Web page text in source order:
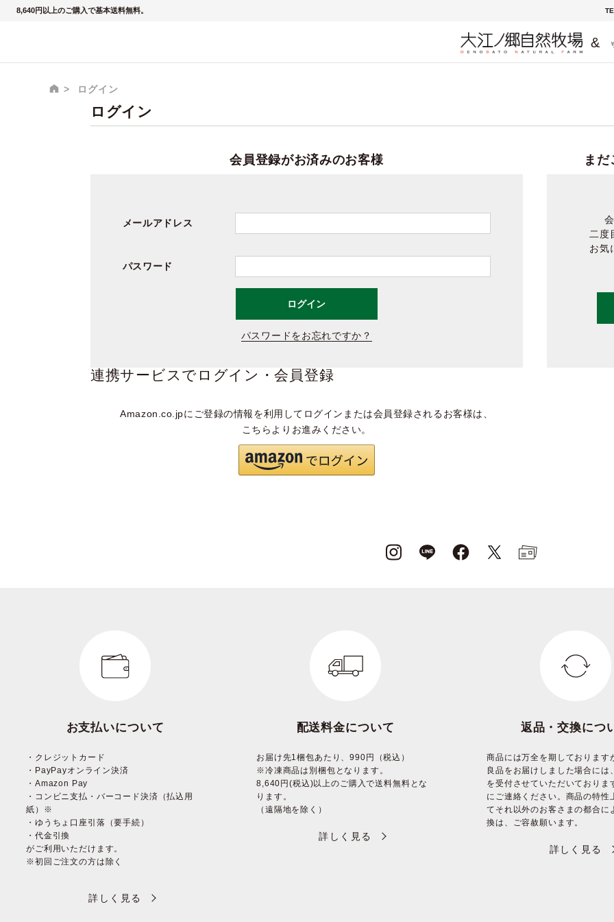
8,640円以上のご購入で基本送料無料。
&
ログイン
ログイン
会員登録がお済みのお客様
メールアドレス
パスワード
ログイン
パスワードをお忘れですか？
まだ
二度
お気
連携サービスでログイン・会員登録
Amazon.co.jpにご登録の情報を利用して ログインまたは会員登録されるお客様は、
こちらよりお進みください。
お支払いについて
・クレジットカード
・PayPayオンライン決済
・Amazon Pay
・コンビニ支払・バーコード決済（払込用
紙）※
・ゆうちょ口座引落（要手続）
・代金引換
がご利用いただけます。
※初回ご注文の方は除く
詳しく見る
配送料金について
お届け先1梱包あたり、990円（税込）
※冷凍商品は別梱包となります。
8,640円(税込)以上のご購入で送料無料とな
ります。
（遠隔地を除く）
詳しく見る
返品・交換につ
商品には万全を期しております
良品をお届けしました場合には
を受付させていただいておりま
にご連絡ください。商品の特性
てそれ以外のお客さまの都合に
換は、ご容赦願います。
詳しく見る